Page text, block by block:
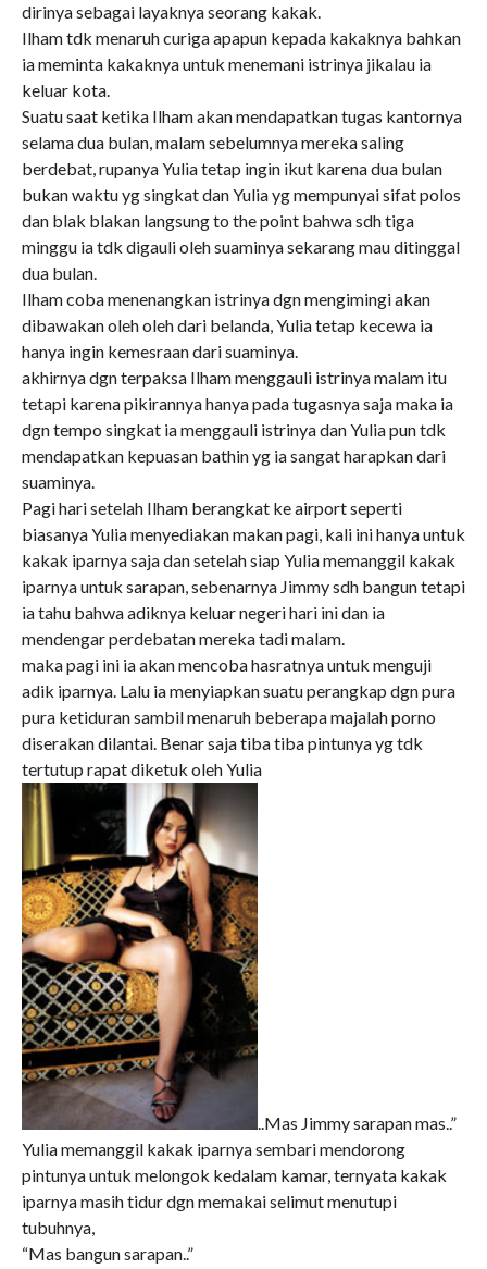
dirinya sebagai layaknya seorang kakak.
Ilham tdk menaruh curiga apapun kepada kakaknya bahkan
ia meminta kakaknya untuk menemani istrinya jikalau ia
keluar kota.
Suatu saat ketika Ilham akan mendapatkan tugas kantornya
selama dua bulan, malam sebelumnya mereka saling
berdebat, rupanya Yulia tetap ingin ikut karena dua bulan
bukan waktu yg singkat dan Yulia yg mempunyai sifat polos
dan blak blakan langsung to the point bahwa sdh tiga
minggu ia tdk digauli oleh suaminya sekarang mau ditinggal
dua bulan.
Ilham coba menenangkan istrinya dgn mengimingi akan
dibawakan oleh oleh dari belanda, Yulia tetap kecewa ia
hanya ingin kemesraan dari suaminya.
akhirnya dgn terpaksa Ilham menggauli istrinya malam itu
tetapi karena pikirannya hanya pada tugasnya saja maka ia
dgn tempo singkat ia menggauli istrinya dan Yulia pun tdk
mendapatkan kepuasan bathin yg ia sangat harapkan dari
suaminya.
Pagi hari setelah Ilham berangkat ke airport seperti
biasanya Yulia menyediakan makan pagi, kali ini hanya untuk
kakak iparnya saja dan setelah siap Yulia memanggil kakak
iparnya untuk sarapan, sebenarnya Jimmy sdh bangun tetapi
ia tahu bahwa adiknya keluar negeri hari ini dan ia
mendengar perdebatan mereka tadi malam.
maka pagi ini ia akan mencoba hasratnya untuk menguji
adik iparnya. Lalu ia menyiapkan suatu perangkap dgn pura
pura ketiduran sambil menaruh beberapa majalah porno
diserakan dilantai. Benar saja tiba tiba pintunya yg tdk
tertutup rapat diketuk oleh Yulia
..Mas Jimmy sarapan mas..”
Yulia memanggil kakak iparnya sembari mendorong
pintunya untuk melongok kedalam kamar, ternyata kakak
iparnya masih tidur dgn memakai selimut menutupi
tubuhnya,
“Mas bangun sarapan..”